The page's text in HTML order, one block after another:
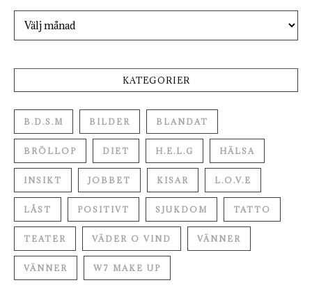
Arkiv
KATEGORIER
B.D.S.M BILDER BLANDAT
BRÖLLOP DIET H.E.L.G HÄLSA
INSIKT JOBBET KISAR L.O.V.E
LÅST POSITIVT SJUKDOM TATTO
TEATER VÄDER O VIND VÄNNER
VÄNNER W7 MAKE UP